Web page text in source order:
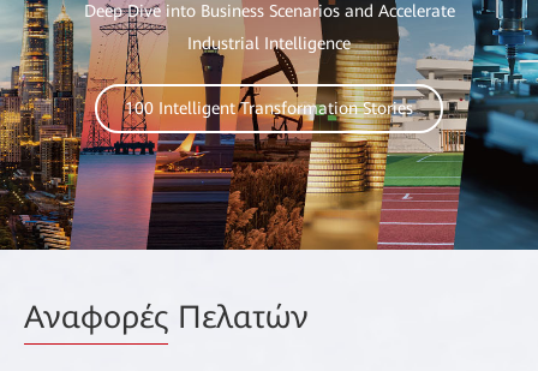
Deep Dive into Business Scenarios and Accelerate
Industrial Intelligence
100 Intelligent Transformation Stories
Αναφορές Πελατών